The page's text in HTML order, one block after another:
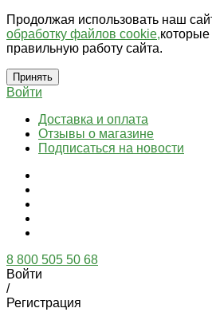
Продолжая использовать наш
обработку файлов cookie,
правильную работу сайта.
Принять
Войти
Доставка и оплата
Отзывы о магазине
Подписаться на новости
8 800 505 50 68
Войти
/
Регистрация